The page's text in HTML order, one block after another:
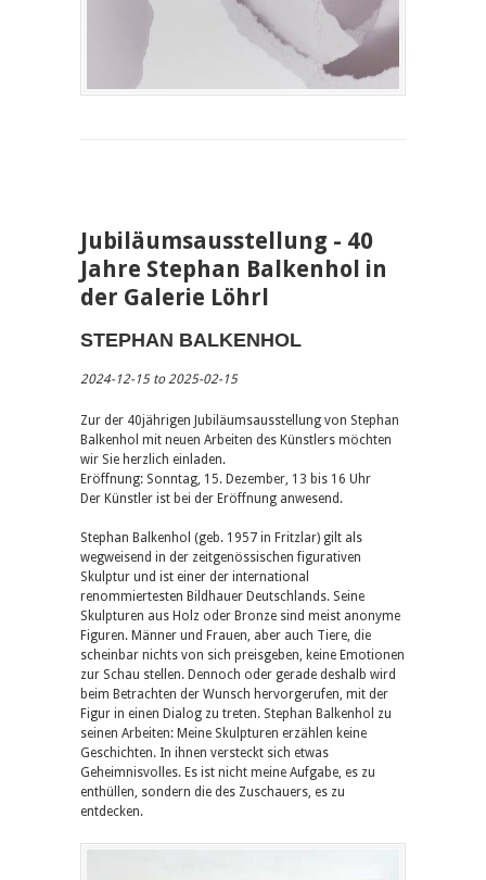
Jubiläumsausstellung - 40
Jahre Stephan Balkenhol in
der Galerie Löhrl
STEPHAN BALKENHOL
2024-12-15 to 2025-02-15
Zur der 40jährigen Jubiläumsausstellung von Stephan
Balkenhol mit neuen Arbeiten des Künstlers möchten
wir Sie herzlich einladen.
Eröffnung: Sonntag, 15. Dezember, 13 bis 16 Uhr
Der Künstler ist bei der Eröffnung anwesend.
Stephan Balkenhol (geb. 1957 in Fritzlar) gilt als
wegweisend in der zeitgenössischen figurativen
Skulptur und ist einer der international
renommiertesten Bildhauer Deutschlands. Seine
Skulpturen aus Holz oder Bronze sind meist anonyme
Figuren. Männer und Frauen, aber auch Tiere, die
scheinbar nichts von sich preisgeben, keine Emotionen
zur Schau stellen. Dennoch oder gerade deshalb wird
beim Betrachten der Wunsch hervorgerufen, mit der
Figur in einen Dialog zu treten. Stephan Balkenhol zu
seinen Arbeiten: Meine Skulpturen erzählen keine
Geschichten. In ihnen versteckt sich etwas
Geheimnisvolles. Es ist nicht meine Aufgabe, es zu
enthüllen, sondern die des Zuschauers, es zu
entdecken.